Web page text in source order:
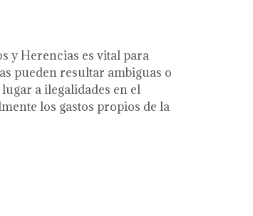
y Herencias es vital para
pueden resultar ambiguas o
a ilegalidades en el
los gastos propios de la